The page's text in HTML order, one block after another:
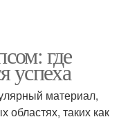
где
успеха
материал,
областях, таких как